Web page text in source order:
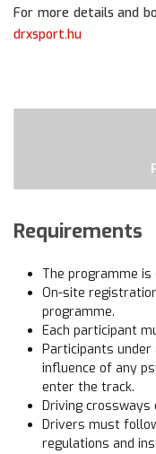
For more details and
drxsport.hu
Requirements
The programme is
On-site
programme.
Each participant
Participants under
influence of any
enter the track.
Driving
Drivers must
regulations and